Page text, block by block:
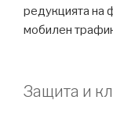
редукцията на
мобилен
Защита и